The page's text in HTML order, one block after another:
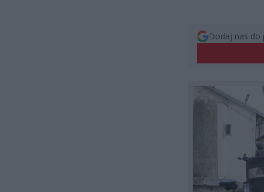
Dodaj nas do